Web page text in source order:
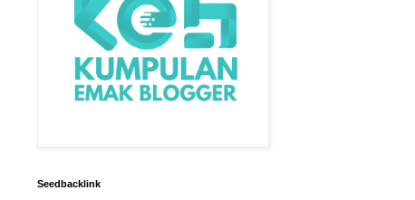
Seedbacklink